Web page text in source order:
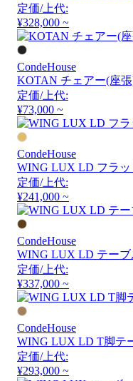
定価/上代:
¥328,000 ~
CondeHouse
KOTAN チェアー(座
定価/上代:
¥73,000 ~
CondeHouse
WING LUX LD フラッ
定価/上代:
¥241,000 ~
CondeHouse
WING LUX LD テーブ
定価/上代:
¥337,000 ~
CondeHouse
WING LUX LD T脚テ
定価/上代:
¥293,000 ~